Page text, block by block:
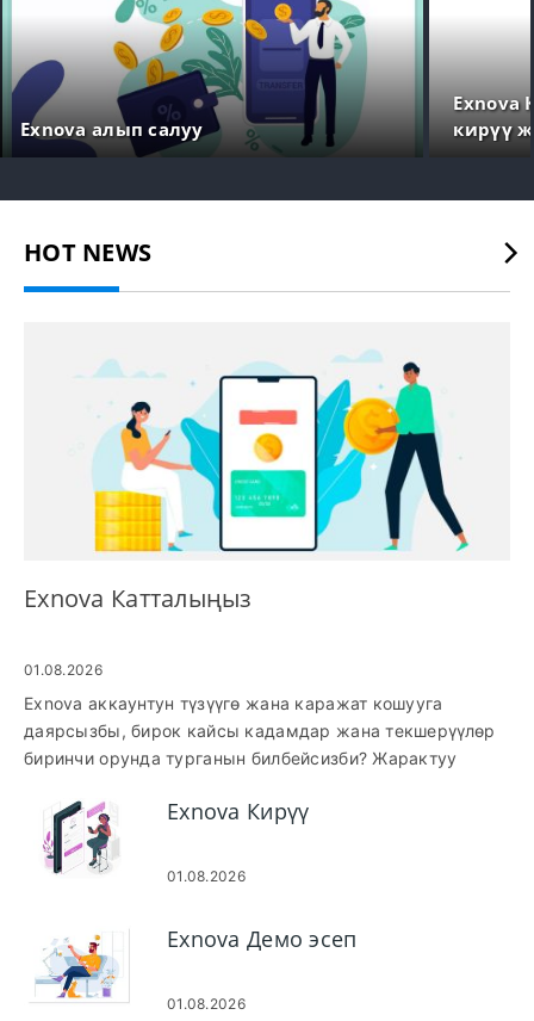
Exnova алып салуу
Exnova
кирүү
HOT NEWS
Exnova Катталыңыз
01.08.2026
Exnova аккаунтун түзүүгө жана каражат кошууга
даярсызбы, бирок кайсы кадамдар жана текшерүүлөр
биринчи орунда турганын билбейсизби? Жарактуу
жеке маалыматтарды берүү менен катталууну
баштаңыз, андан кийин байланыш ыкмасын ырастаңыз.
Учурунда сиз эсептин түрүн тандайсыз жана ID сүрөтү
эрте бүтүрүү депозиттердин сакталышынын алдын алат
жана каржылоо лимиттериңизди көбөйтөт. Каржылоо
варианттары кредиттик/дебеттик карталарды, негизги
Exnova Кирүү
01.08.2026
Exnova Демо эсеп
01.08.2026